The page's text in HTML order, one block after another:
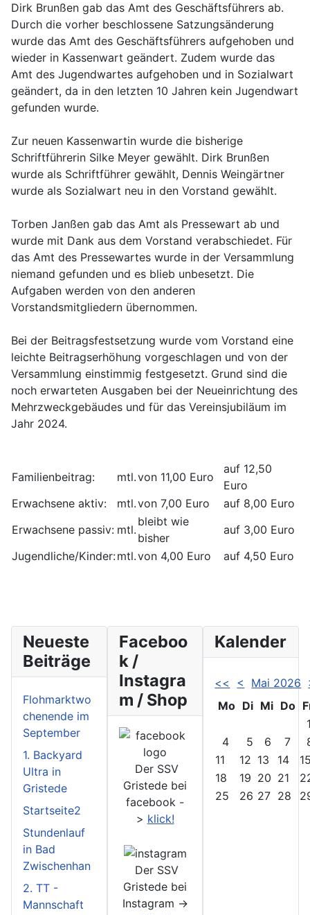
Dirk Brunßen gab das Amt des Geschäftsführers ab.
Durch die vorher beschlossene Satzungsänderung
wurde das Amt des Geschäftsführers aufgehoben und
wieder in Kassenwart geändert. Zudem wurde das
Amt des Jugendwartes aufgehoben und in Sozialwart
geändert, da in den letzten 10 Jahren kein Jugendwart
gefunden wurde.
Zur neuen Kassenwartin wurde die bisherige
Schriftführerin Silke Meyer gewählt. Dirk Brunßen
wurde als Schriftführer gewählt, Dennis Weingärtner
wurde als Sozialwart neu in den Vorstand gewählt.
Torben Janßen gab das Amt als Pressewart ab und
wurde mit Dank aus dem Vorstand verabschiedet. Für
das Amt des Pressewartes wurde in der Versammlung
niemand gefunden und es blieb unbesetzt. Die
Aufgaben werden von den anderen
Vorstandsmitgliedern übernommen.
Bei der Beitragsfestsetzung wurde vom Vorstand eine
leichte Beitragserhöhung vorgeschlagen und von der
Versammlung einstimmig festgesetzt. Grund sind die
noch erwarteten Ausgaben bei der Neueinrichtung des
Mehrzweckgebäudes und für das Vereinsjubiläum im
Jahr 2024.
Familienbeitrag: mtl.von 11,00 Euro
auf 12,50
Euro
Erwachsene aktiv:
mtl.von 7,00 Euro
auf 8,00 Euro
Erwachsene passiv: mtl.
bleibt wie
bisher
auf 3,00 Euro
Jugendliche/Kinder:mtl.von 4,00 Euro auf 4,50 Euro
Neueste
Beiträge
Flohmarktwo
chenende im
September
1. Backyard
Ultra in
Gristede
Startseite2
Stundenlauf
in Bad
Zwischenhan
2. TT -
Mannschaft
Faceboo
k /
Instagra
m / Shop
Der SSV
Gristede bei
facebook -
> klick!
Der SSV
Gristede bei
Instagram ->
Kalender
<< < Mai 2026
Mo Di Mi Do
4
5 6 7
11
12 13 14
18
19 20 21
25
26 27 28